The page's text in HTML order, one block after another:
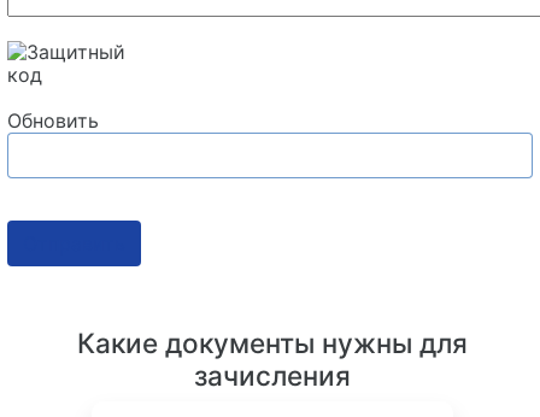
Обновить
Какие документы нужны для
зачисления